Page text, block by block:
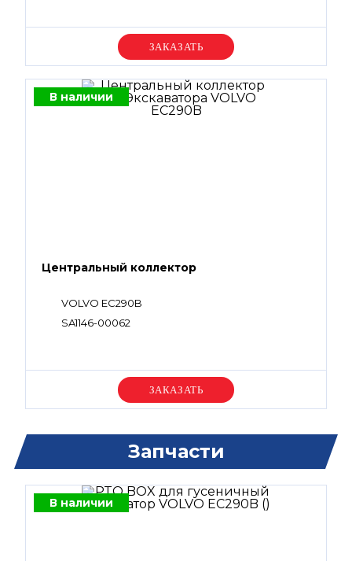
Уточняйте цену
В наличии
Центральный коллектор
VOLVO EC290B
SA1146-00062
Уточняйте цену
Запчасти
В наличии